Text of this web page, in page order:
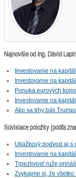
Najnovšie od Ing. Dávid Lapin
Investovanie na
Investovanie na
Ponuka eurových
Investovanie na
Ako sa trhy báli
Súvisiace položky (podľa
Ukážkový podvod aj s
Investovanie na
Trpezlivosť ruže
Zvykajme si, že